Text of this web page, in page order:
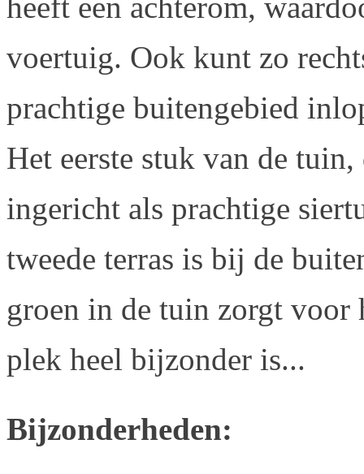
voertuig. Ook kunt zo
prachtige buitengebied
Het eerste stuk van de
ingericht als prachtige
tweede terras is bij de
groen in de tuin zorgt voor
plek heel bijzonder is...
Bijzonderheden: